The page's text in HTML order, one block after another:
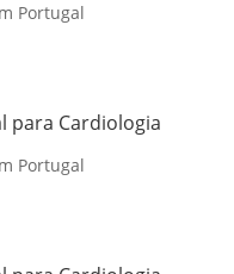
Portugal
para Cardiologia
Portugal